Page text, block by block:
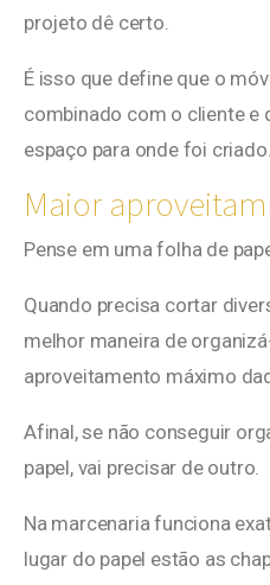
projeto dê certo.
É isso que define que o
combinado com o cliente e
espaço para onde foi criado.
Maior
Pense em uma folha de
Quando precisa cortar
melhor maneira de
aproveitamento máximo
Afinal, se não conseguir
papel, vai precisar de outro.
Na marcenaria funciona
lugar do papel estão as